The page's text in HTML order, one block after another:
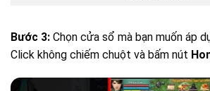
Bước 3: Chọn cửa sổ mà bạn muốn áp
Click không chiếm chuột và bấm nút